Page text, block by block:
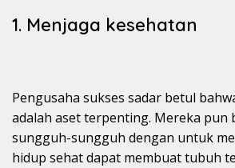
1. Menjaga kesehatan
Pengusaha sukses sadar betul
adalah aset terpenting. Mereka pun
sungguh-sungguh dengan untuk
hidup sehat dapat membuat tubuh